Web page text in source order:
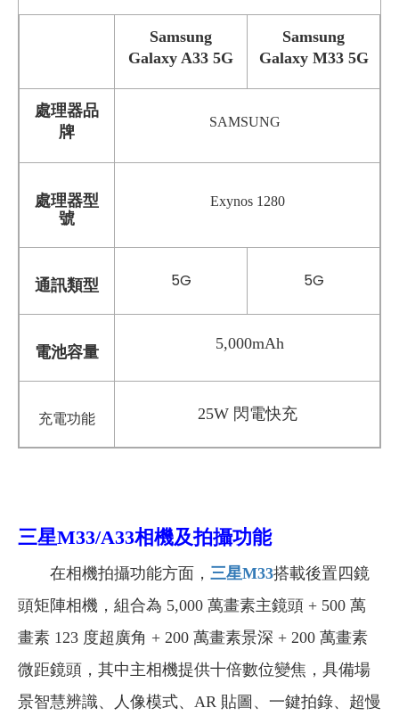
Samsung
Galaxy A33 5G
Samsung
Galaxy M33 5G
處理器品
牌
SAMSUNG
處理器型
號
Exynos 1280
通訊類型 5G 5G
電池容量 5,000mAh
充電功能 25W 閃電快充
三星M33/A33相機及拍攝功能
在相機拍攝功能方面， 三星M33搭載後置四鏡
頭矩陣相機，組合為 5,000 萬畫素主鏡頭 + 500 萬
畫素 123 度超廣角 + 200 萬畫素景深 + 200 萬畫素
微距鏡頭，其中主相機提供十倍數位變焦，具備場
景智慧辨識、人像模式、AR 貼圖、一鍵拍錄、超慢